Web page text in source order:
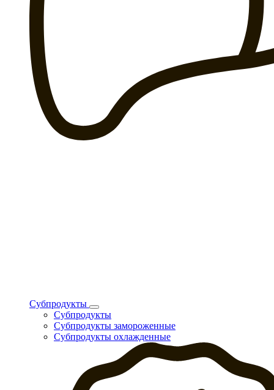
Субпродукты
Субпродукты
Субпродукты замороженные
Субпродукты охлажденные